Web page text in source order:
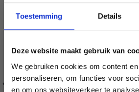
Toestemming Details
Deze website maakt gebruik van
We gebruiken cookies om content
personaliseren, om functies voor
en om ons websiteverkeer te